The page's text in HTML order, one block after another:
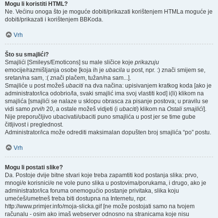
Mogu li koristiti HTML?
Ne. Većinu onoga što je moguće dobiti/prikazati korištenjem HTMLa moguće je
dobiti/prikazati i korištenjem BBKoda.
Vrh
Što su smajlići?
Smajlići [Smileys/Emoticons] su male sličice koje prikazuju
emocije/razmišljanja osobe [koja ih je ubacila u post, npr. :) znači smijem se,
sretan/na sam, :( znači plačem, tužan/na sam...].
Smajliće u post možeš ubaciti na dva načina: upisivanjem kratkog koda [ako je
administrator/ica odobrio/la, svaki smajlić ima svoj vlastiti kod] i(li) klikom na
smajlića [smajlići se nalaze u sklopu obrasca za pisanje postova; u pravilu se
vidi samo prvih 20, a ostale možeš vidjeti (i ubaciti) klikom na Ostali smajlići].
Nije preporučljivo ubacivati/ubaciti puno smajlića u post jer se time gube
čitljivost i preglednost.
Administrator/ica može odrediti maksimalan dopušten broj smajlića “po” postu.
Vrh
Mogu li postati slike?
Da. Postoje dvije bitne stvari koje treba zapamtiti kod postanja slika: prvo,
mnogi/e korisnici/e ne vole puno slika u postovima/porukama, i drugo, ako je
administrator/ica foruma onemogućio postanje privitaka, slika koju
umećeš/umetneš treba biti dostupna na Internetu, npr.
http://www.primjer.info/moja-slicka.gif [ne može postojati samo na tvojem
računalu - osim ako imaš webserver odnosno na stranicama koje nisu